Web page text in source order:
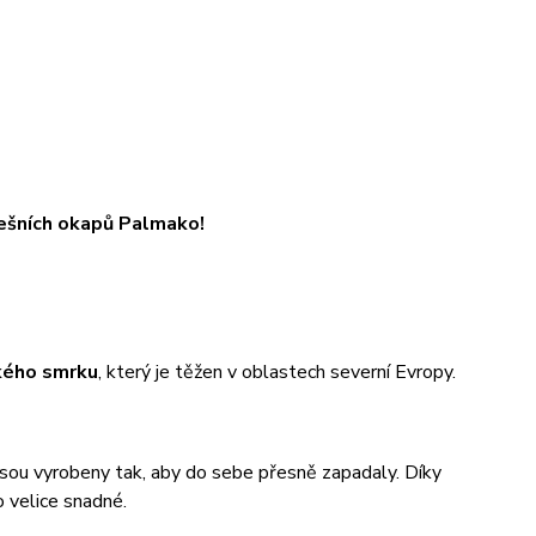
okapů Palmako!
smrku, který je těžen v oblastech severní Evropy.
vyrobeny tak, aby do sebe přesně zapadaly. Díky
snadné.